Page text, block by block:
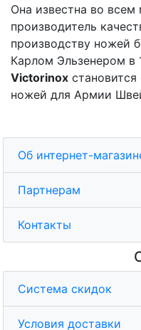
Она известна во
производитель
производству ножей
Карлом Эльзенером в
Victorinox
ножей для Армии
Об интернет-
Партнерам
Контакты
Система скидок
Условия доставки